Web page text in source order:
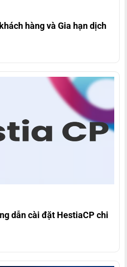
hàng và Gia hạn dịch
dẫn cài đặt HestiaCP chi